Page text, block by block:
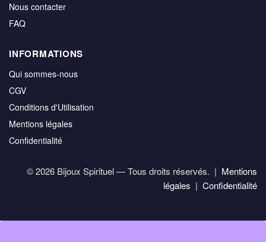
Nous contacter
FAQ
INFORMATIONS
Qui sommes-nous
CGV
Conditions d'Utilisation
Mentions légales
Confidentialité
© 2026 Bijoux Spirituel — Tous droits réservés. | Mentions
légales | Confidentialité